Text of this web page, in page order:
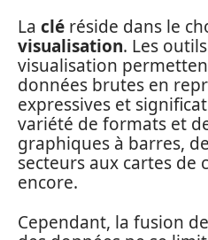
La clé réside dans le
visualisation. Les
visualisation
données brutes en
expressives et
variété de formats et
graphiques à barres,
secteurs aux cartes de
encore.
Cependant, la fusion